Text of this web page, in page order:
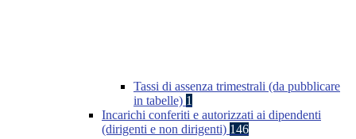
Tassi di assenza trimestrali (da pubblicare
in tabelle) 1
Incarichi conferiti e autorizzati ai dipendenti
(dirigenti e non dirigenti) 146